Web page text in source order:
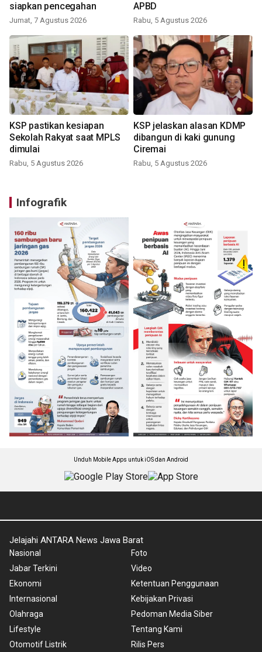
siapkan pencegahan
Jumat, 7 Agustus 2026
APBD
Rabu, 5 Agustus 2026
KSP pastikan kesiapan
Sekolah Rakyat saat MPLS
dimulai
Rabu, 5 Agustus 2026
KSP jelaskan alasan KDMP
dibangun di kaki gunung
Ciremai
Rabu, 5 Agustus 2026
Infografik
Unduh Mobile Apps untuk iOS dan Android
Jelajahi ANTARA News Jawa Barat
Nasional
Jabar Terkini
Ekonomi
Internasional
Olahraga
Lifestyle
Otomotif Listrik
Foto
Video
Ketentuan Penggunaan
Kebijakan Privasi
Pedoman Media Siber
Tentang Kami
Rilis Pers